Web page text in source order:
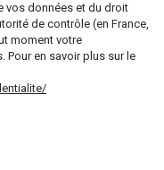
vos données et du droit
de contrôle (en France,
moment votre
Pour en savoir plus sur le